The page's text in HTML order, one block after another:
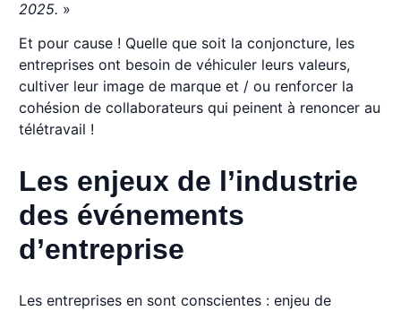
2025. »
Et pour cause ! Quelle que soit la conjoncture, les
entreprises ont besoin de véhiculer leurs valeurs,
cultiver leur image de marque et / ou renforcer la
cohésion de collaborateurs qui peinent à renoncer au
télétravail !
Les enjeux de l’industrie
des événements
d’entreprise
Les entreprises en sont conscientes : enjeu de